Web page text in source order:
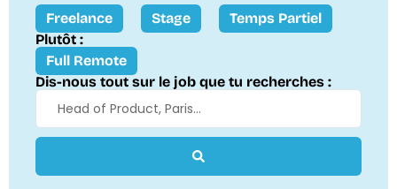
Freelance Stage
Temps Partiel
Plutôt :
Full Remote
Dis-nous tout sur le job que tu recherches :